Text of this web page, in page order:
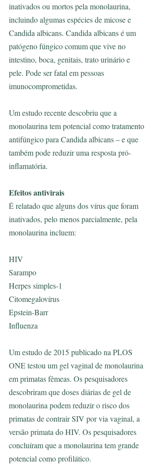
inativados ou mortos pela monolaurina,
incluindo algumas espécies de micose e
Candida albicans. Candida albicans é um
patógeno fúngico comum que vive no
intestino, boca, genitais, trato urinário e
pele. Pode ser fatal em pessoas
imunocomprometidas.
Um estudo recente descobriu que a
monolaurina tem potencial como tratamento
antifúngico para Candida albicans – e que
também pode reduzir uma resposta pró-
inflamatória.
Efeitos antivirais
É relatado que alguns dos vírus que foram
inativados, pelo menos parcialmente, pela
monolaurina incluem:
HIV
Sarampo
Herpes simples-1
Citomegalovírus
Epstein-Barr
Influenza
Um estudo de 2015 publicado na PLOS
ONE testou um gel vaginal de monolaurina
em primatas fêmeas. Os pesquisadores
descobriram que doses diárias de gel de
monolaurina podem reduzir o risco dos
primatas de contrair SIV por via vaginal, a
versão primata do HIV. Os pesquisadores
concluíram que a monolaurina tem grande
potencial como profilático.